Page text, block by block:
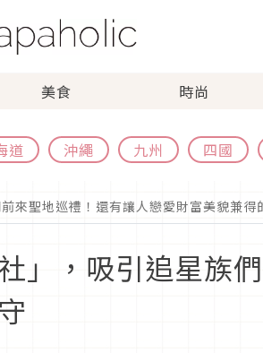
美食 時尚
道 沖繩 九州 四國
來聖地巡禮！還有讓人戀愛財富美貌兼得
」，吸引追星族